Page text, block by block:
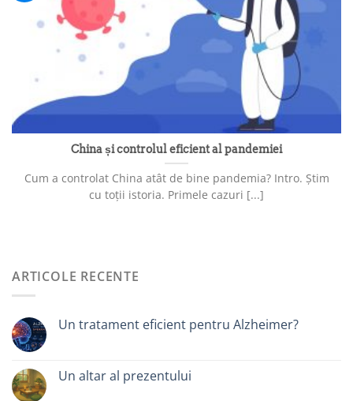
China și controlul eficient al pandemiei
Cum a controlat China atât de bine pandemia? Intro. Știm
cu toții istoria. Primele cazuri [...]
ARTICOLE RECENTE
Un tratament eficient pentru Alzheimer?
Un altar al prezentului